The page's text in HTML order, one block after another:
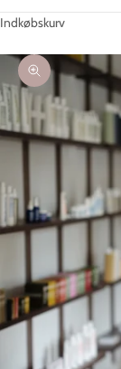
Indkøbskurv
Zoom